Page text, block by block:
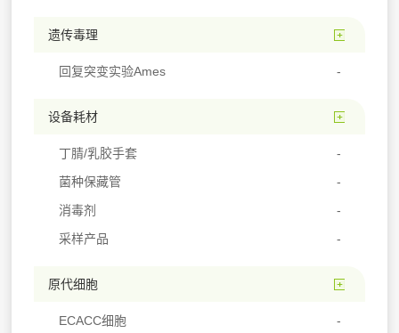
遗传毒理
回复突变实验Ames
设备耗材
丁腈/乳胶手套
菌种保藏管
消毒剂
采样产品
原代细胞
ECACC细胞